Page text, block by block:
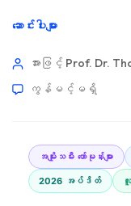
ဆောင်းပါးများ
အားဖြင့် Prof. Dr.
ကွန်မင့်မရှိ
အမျိုးသမီး ဟော်မုန်းများ
2026 အပ်ဒိတ်